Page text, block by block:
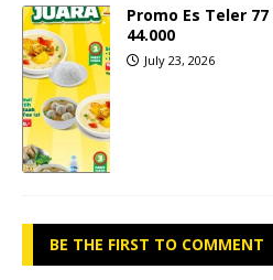
Promo Es Teler
44.000
July 23, 2026
BE THE FIRST TO COMMENT